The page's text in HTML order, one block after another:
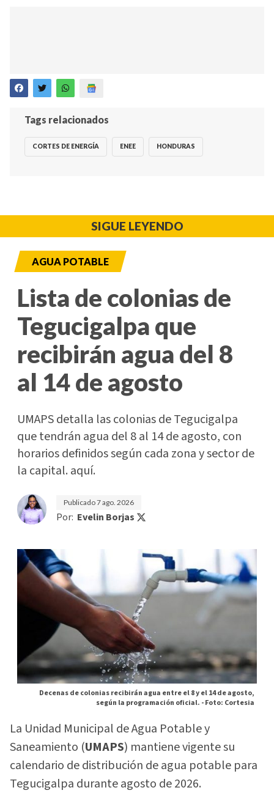
Tags relacionados
CORTES DE ENERGÍA ENEE HONDURAS
SIGUE LEYENDO
AGUA POTABLE
Lista de colonias de
Tegucigalpa que
recibirán agua del 8
al 14 de agosto
UMAPS detalla las colonias de Tegucigalpa
que tendrán agua del 8 al 14 de agosto, con
horarios definidos según cada zona y sector de
la capital. aquí.
Publicado7 ago. 2026
Por: Evelin Borjas
Decenas de colonias recibirán agua entre el 8 y el 14 de agosto,
según la programación oficial. -Foto: Cortesia
La Unidad Municipal de Agua Potable y
Saneamiento (UMAPS) mantiene vigente su
calendario de distribución de agua potable para
Tegucigalpa durante agosto de 2026.